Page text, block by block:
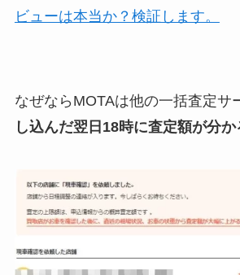
ビューは本当か？検証します。
なぜならMOTAは他の一括査定サ
し込んだ翌日18時に査定額が分か